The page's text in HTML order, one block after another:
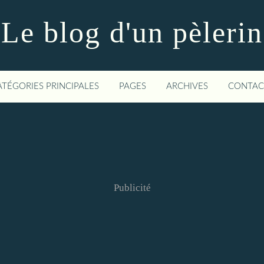
Le blog d'un pèlerin
PRINCIPALES PAGES ARCHIVES
Publicité